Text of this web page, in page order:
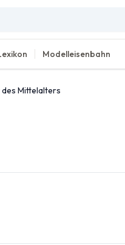
Modelleisenbahn
des Mittelalters